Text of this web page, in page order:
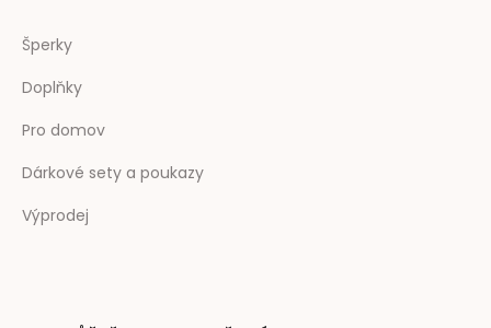
Šperky
Doplňky
Pro domov
Dárkové sety a poukazy
Výprodej